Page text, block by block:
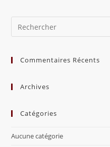
Commentaires Récents
Archives
Catégories
Aucune catégorie